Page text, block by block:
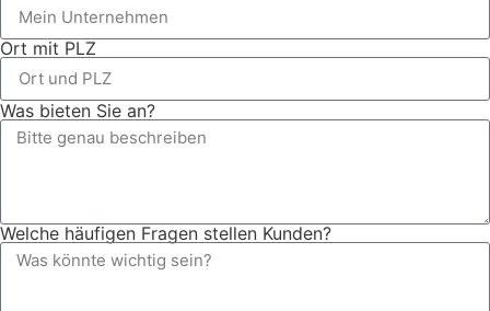
Ort mit PLZ
Was bieten Sie an?
Welche häufigen Fragen stellen Kunden?